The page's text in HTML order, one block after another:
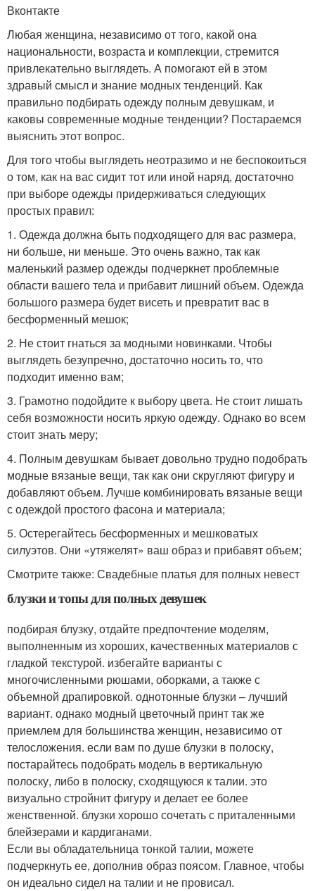
Вконтакте
Любая женщина, независимо от того, какой она
национальности, возраста и комплекции, стремится
привлекательно выглядеть. А помогают ей в этом
здравый смысл и знание модных тенденций. Как
правильно подбирать одежду полным девушкам, и
каковы современные модные тенденции? Постараемся
выяснить этот вопрос.
Для того чтобы выглядеть неотразимо и не беспокоиться
о том, как на вас сидит тот или иной наряд, достаточно
при выборе одежды придерживаться следующих
простых правил:
1. Одежда должна быть подходящего для вас размера,
ни больше, ни меньше. Это очень важно, так как
маленький размер одежды подчеркнет проблемные
области вашего тела и прибавит лишний объем. Одежда
большого размера будет висеть и превратит вас в
бесформенный мешок;
2. Не стоит гнаться за модными новинками. Чтобы
выглядеть безупречно, достаточно носить то, что
подходит именно вам;
3. Грамотно подойдите к выбору цвета. Не стоит лишать
себя возможности носить яркую одежду. Однако во всем
стоит знать меру;
4. Полным девушкам бывает довольно трудно подобрать
модные вязаные вещи, так как они скругляют фигуру и
добавляют объем. Лучше комбинировать вязаные вещи
с одеждой простого фасона и материала;
5. Остерегайтесь бесформенных и мешковатых
силуэтов. Они «утяжелят» ваш образ и прибавят объем;
Смотрите также: Свадебные платья для полных невест
блузки и топы для полных девушек
подбирая блузку, отдайте предпочтение моделям,
выполненным из хороших, качественных материалов с
гладкой текстурой. избегайте варианты с
многочисленными рюшами, оборками, а также с
объемной драпировкой. однотонные блузки – лучший
вариант. однако модный цветочный принт так же
приемлем для большинства женщин, независимо от
телосложения. если вам по душе блузки в полоску,
постарайтесь подобрать модель в вертикальную
полоску, либо в полоску, сходящуюся к талии. это
визуально стройнит фигуру и делает ее более
женственной. блузки хорошо сочетать с приталенными
блейзерами и кардиганами.
Если вы обладательница тонкой талии, можете
подчеркнуть ее, дополнив образ поясом. Главное, чтобы
он идеально сидел на талии и не провисал.